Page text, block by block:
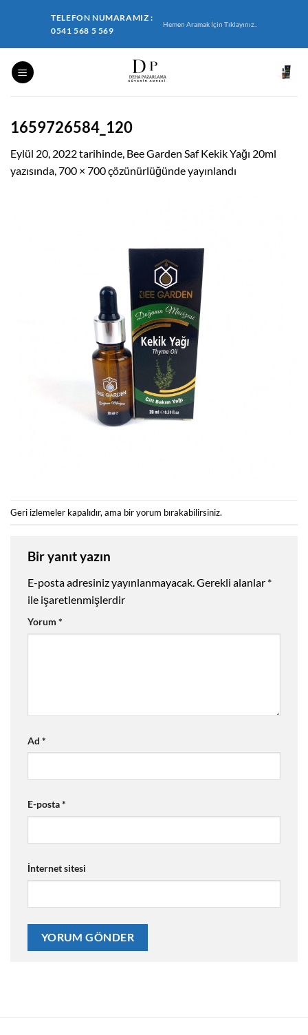
TELEFON NUMARAMIZ :
0541 568 5 569
Hemen Aramak İçin Tıklayınız..
1659726584_120
Eylül 20, 2022tarihinde, Bee Garden Saf Kekik Yağı 20ml
yazısında,700 × 700çözünürlüğünde yayınlandı
Geri izlemeler kapalıdır, ama bir yorum bırakabilirsiniz.
Bir yanıt yazın
E-posta adresiniz yayınlanmayacak.Gerekli alanlar *
ile işaretlenmişlerdir
Yorum *
Ad *
E-posta*
İnternet sitesi